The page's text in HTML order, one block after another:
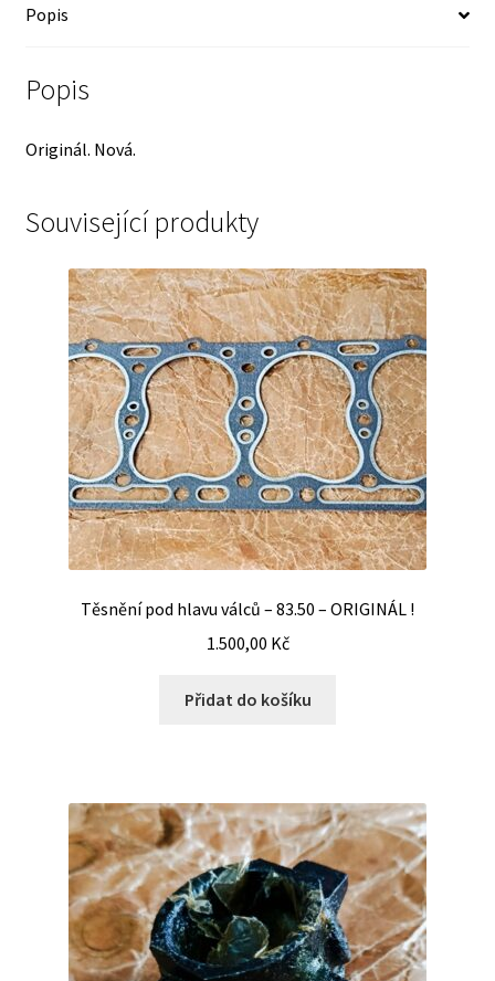
Popis
Popis
Originál. Nová.
Související produkty
Těsnění pod hlavu válců – 83.50 – ORIGINÁL !
1.500,00 Kč
Přidat do košíku